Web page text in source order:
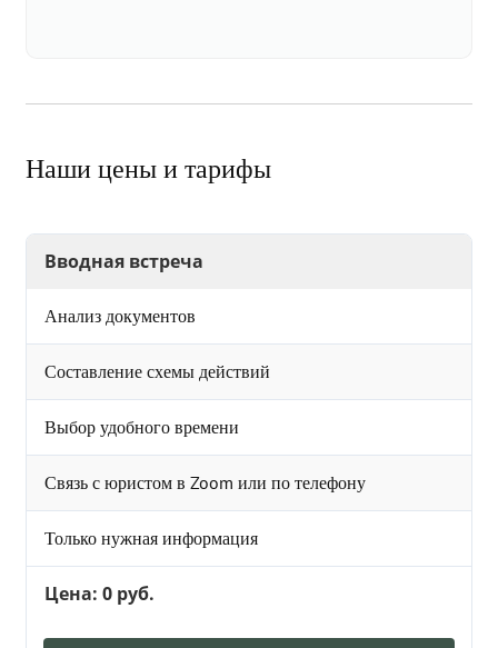
Наши цены и тарифы
Вводная встреча
Анализ документов
Составление схемы действий
Выбор удобного времени
Связь с юристом в Zoom или по телефону
Только нужная информация
Цена: 0 руб.